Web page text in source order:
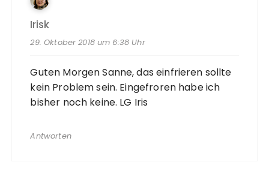
Irisk
29. Oktober 2018 um 6:38 Uhr
Guten Morgen Sanne, das einfrieren sollte
kein Problem sein. Eingefroren habe ich
bisher noch keine. LG Iris
Antworten